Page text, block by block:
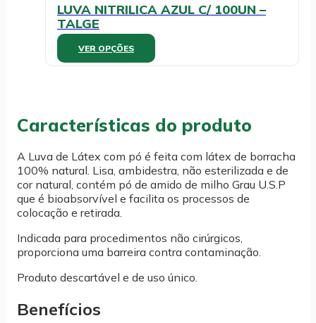
As
podem
escolhidas
LUVA NITRILICA AZUL C/ 100UN –
TALGE
VER OPÇÕES
produto
opções
podem
escolhidas
na
página
do
Características do produto
A Luva de Látex com pó é feita com látex de borracha
100% natural. Lisa, ambidestra, não esterilizada e de
cor natural, contém pó de amido de milho Grau U.S.P
que é bioabsorvível e facilita os processos de
colocação e retirada.
Indicada para procedimentos não cirúrgicos,
proporciona uma barreira contra contaminação.
Produto descartável e de uso único.
Benefícios